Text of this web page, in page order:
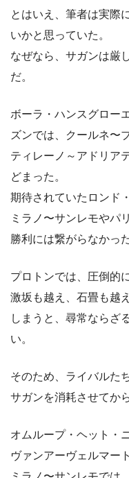
とはいえ、筆者は実際
いかと思っていた。
なぜなら、サガンは厳
だ。
ボーラ・ハンスグロー
ズンでは、クールネ〜
ティレーノ～アドリア
どまった。
期待されていたロンド
ミラノ〜サンレモやパ
勝利には繋がらなかった
プロトンでは、圧倒的
激坂も越え、石畳も越
しまうと、尋常ならざ
い。
そのため、ライバルた
サガンを消耗させてか
オムループ・ヘット・
ヴァンアーヴェルマー